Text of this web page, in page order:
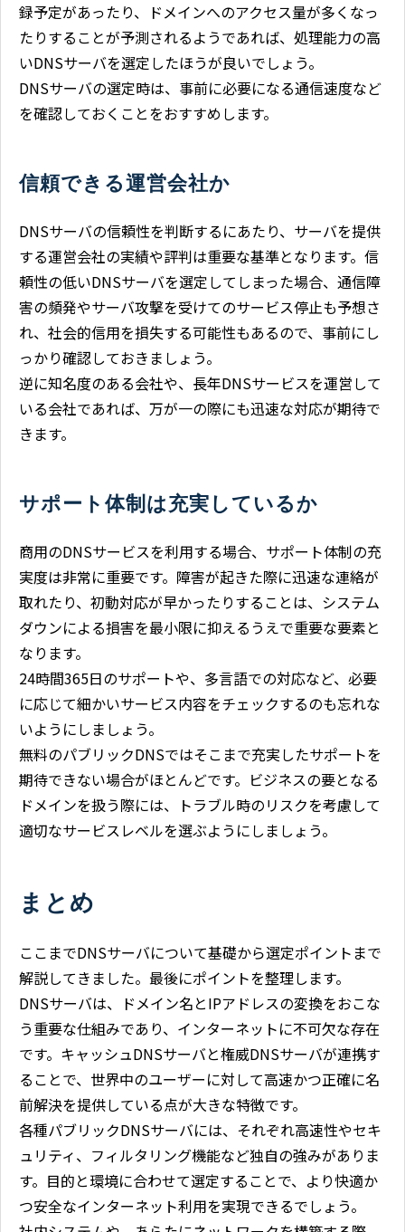
録予定があったり、ドメインへのアクセス量が多くなっ
たりすることが予測されるようであれば、処理能力の高
いDNSサーバを選定したほうが良いでしょう。
DNSサーバの選定時は、事前に必要になる通信速度など
を確認しておくことをおすすめします。
信頼できる運営会社か
DNSサーバの信頼性を判断するにあたり、サーバを提供
する運営会社の実績や評判は重要な基準となります。信
頼性の低いDNSサーバを選定してしまった場合、通信障
害の頻発やサーバ攻撃を受けてのサービス停止も予想さ
れ、社会的信用を損失する可能性もあるので、事前にし
っかり確認しておきましょう。
逆に知名度のある会社や、長年DNSサービスを運営して
いる会社であれば、万が一の際にも迅速な対応が期待で
きます。
サポート体制は充実しているか
商用のDNSサービスを利用する場合、サポート体制の充
実度は非常に重要です。障害が起きた際に迅速な連絡が
取れたり、初動対応が早かったりすることは、システム
ダウンによる損害を最小限に抑えるうえで重要な要素と
なります。
24時間365日のサポートや、多言語での対応など、必要
に応じて細かいサービス内容をチェックするのも忘れな
いようにしましょう。
無料のパブリックDNSではそこまで充実したサポートを
期待できない場合がほとんどです。ビジネスの要となる
ドメインを扱う際には、トラブル時のリスクを考慮して
適切なサービスレベルを選ぶようにしましょう。
まとめ
ここまでDNSサーバについて基礎から選定ポイントまで
解説してきました。最後にポイントを整理します。
DNSサーバは、ドメイン名とIPアドレスの変換をおこな
う重要な仕組みであり、インターネットに不可欠な存在
です。キャッシュDNSサーバと権威DNSサーバが連携す
ることで、世界中のユーザーに対して高速かつ正確に名
前解決を提供している点が大きな特徴です。
各種パブリックDNSサーバには、それぞれ高速性やセキ
ュリティ、フィルタリング機能など独自の強みがありま
す。目的と環境に合わせて選定することで、より快適か
つ安全なインターネット利用を実現できるでしょう。